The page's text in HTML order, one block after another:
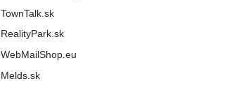
TownTalk.sk
RealityPark.sk
WebMailShop.eu
Melds.sk